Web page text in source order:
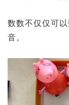
数数不仅仅可
音。